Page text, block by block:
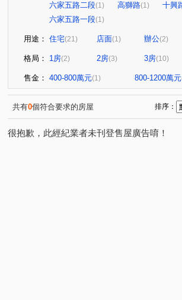
六家五路二段(1) 高獅路(1) 十興
六家五路一段(1)
用途： 住宅(21) 店面(1) 辦公(2)
格局： 1房(2) 2房(3) 3房(10)
售金： 400-800萬元(1) 800-1200萬元
共有0個符合要求的房屋 排序：
很抱歉，此經紀業者未刊登售屋廣告唷！